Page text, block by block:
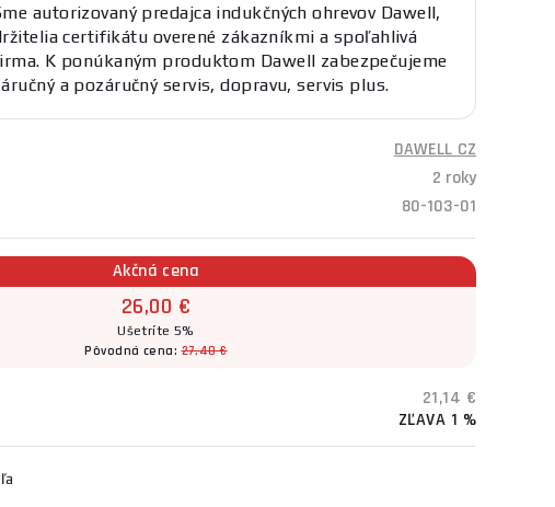
autorizovaný predajca indukčných ohrevov Dawell,
certifikátu overené zákazníkmi a spoľahlivá
K ponúkaným produktom Dawell zabezpečujeme
a pozáručný servis, dopravu, servis plus.
DAWELL CZ
2 roky
80-103-01
Akčná cena
26,00 €
Ušetríte 5%
Pôvodná cena:27,40 €
21,14 €
ZĽAVA 1 %